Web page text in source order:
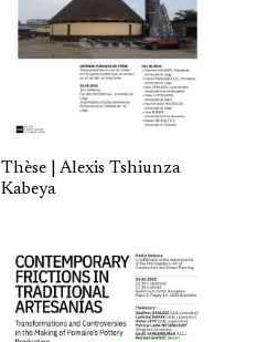
Thèse | Alexis Tshiunza
Kabeya